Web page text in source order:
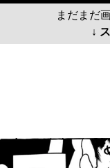
まだまだ
↓